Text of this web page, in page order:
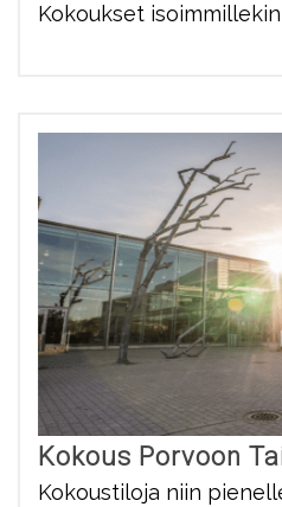
Kokoukset
Kokous Porvoon
Kokoustiloja niin